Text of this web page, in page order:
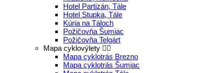
Hotel Partizán, Tále
Hotel Stupka, Tále
Kúria na Táloch
Požičovňa Šumiac
Požičovňa Telgárt
Mapa cyklovýlety
Mapa cyklotrás Brezno
Mapa cyklotrás Šumiac